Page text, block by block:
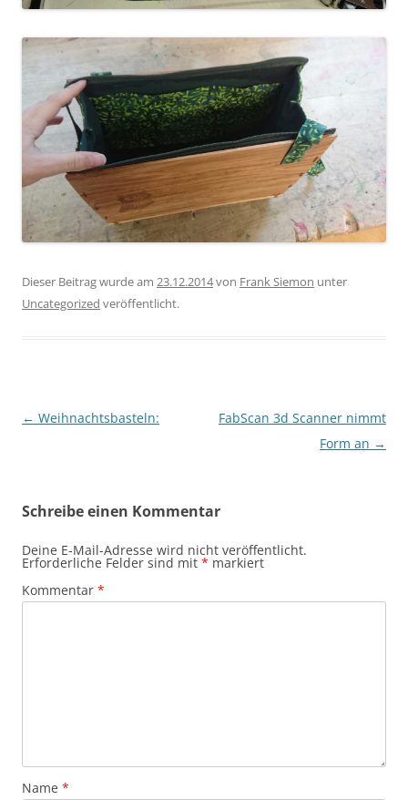
Dieser Beitrag wurde am 23.12.2014von Frank Siemon unter
Uncategorized veröffentlicht.
Beitragsnavigation
← Weihnachtsbasteln:
FabScan 3d Scanner nimmt
Form an →
Schreibe einen Kommentar
Deine E-Mail-Adresse wird nicht veröffentlicht.
Erforderliche Felder sind mit * markiert
Kommentar *
Name *